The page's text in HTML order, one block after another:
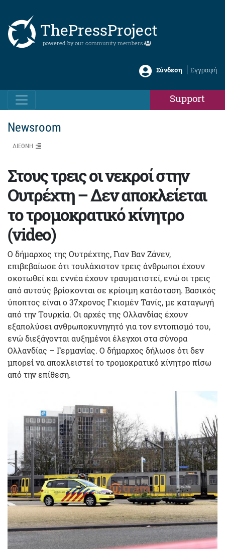
ThePressProject
powered by our community members
Σύνδεση Εγγραφή
Support
Newsroom
ΔΙΕΘΝΗ
Στους τρεις οι νεκροί στην
Ουτρέχτη – Δεν αποκλείεται
το τρομοκρατικό κίνητρο
(video)
Ο δήμαρχος της Ουτρέχτης, Γιαν Βαν Ζάνεν,
επιβεβαίωσε ότι τουλάχιστον τρεις άνθρωποι έχουν
σκοτωθεί και εννέα έχουν τραυματιστεί, ενώ οι τρεις
από αυτούς βρίσκονται σε κρίσιμη κατάσταση. Βασικός
ύποπτος είναι ο 37χρονος Γκιομέν Τανίς, με καταγωγή
από την Τουρκία. Οι αρχές της Ολλανδίας έχουν
εξαπολύσει ανθρωποκυνηγητό για τον εντοπισμό του,
ενώ διεξάγονται αυξημένοι έλεγχοι στα σύνορα
Ολλανδίας – Γερμανίας. Ο δήμαρχος δήλωσε ότι δεν
μπορεί να αποκλειστεί το τρομοκρατικό κίνητρο πίσω
από την επίθεση.